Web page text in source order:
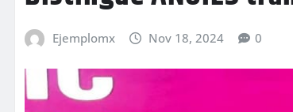
Ejemplomx Nov 18, 2024 0